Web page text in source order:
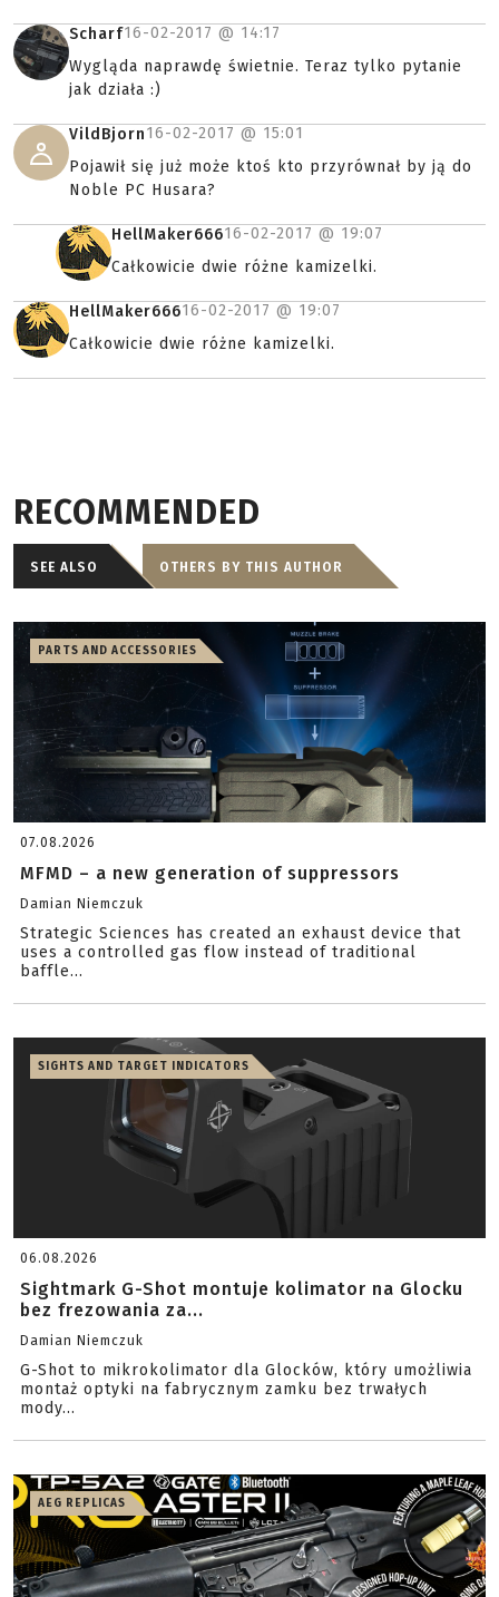
Scharf16-02-2017 @ 14:17
Wygląda naprawdę świetnie. Teraz tylko pytanie
jak działa :)
VildBjorn16-02-2017 @ 15:01
Pojawił się już może ktoś kto przyrównał by ją do
Noble PC Husara?
HellMaker66616-02-2017 @ 19:07
Całkowicie dwie różne kamizelki.
HellMaker66616-02-2017 @ 19:07
Całkowicie dwie różne kamizelki.
RECOMMENDED
SEE ALSO OTHERS BY THIS AUTHOR
PARTS AND ACCESSORIES
07.08.2026
MFMD – a new generation of suppressors
Damian Niemczuk
Strategic Sciences has created an exhaust device that
uses a controlled gas flow instead of traditional
baffle...
SIGHTS AND TARGET INDICATORS
06.08.2026
Sightmark G-Shot montuje kolimator na Glocku
bez frezowania za...
Damian Niemczuk
G-Shot to mikrokolimator dla Glocków, który umożliwia
montaż optyki na fabrycznym zamku bez trwałych
mody...
AEG REPLICAS